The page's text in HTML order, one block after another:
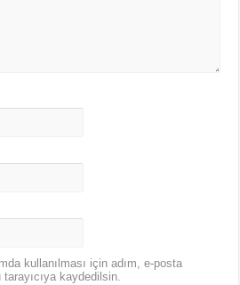
kullanılması için adım, e-posta
kaydedilsin.